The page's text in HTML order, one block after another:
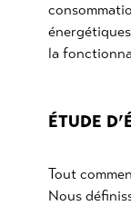
la
ÉTUDE
Tout
Nous